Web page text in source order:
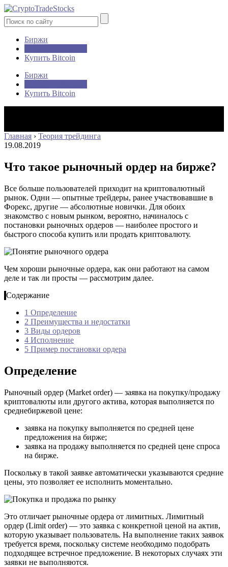
Биржи
Купить Bitcoin
Биржи
Купить Bitcoin
Главная › Теория трейдинга
19.08.2019
Что такое рыночный ордер на бирже?
Все больше пользователей приходит на криптовалютный
рынок. Одни — опытные трейдеры, ранее участвовавшие в
Форекс, другие — абсолютные новички. Для обоих
знакомство с новым рынком, вероятно, начиналось с
постановки рыночных ордеров — наиболее простого и
быстрого способа купить или продать криптовалюту.
Чем хороши рыночные ордера, как они работают на самом
деле и так ли просты — рассмотрим далее.
Содержание
1 Определение
2 Преимущества и недостатки
3 Виды ордеров
4 Исполнение
5 Пример постановки ордера
Определение
Рыночный ордер (Market order) — заявка на покупку/продажу
криптовалюты или другого актива, которая выполняется по
среднебиржевой цене:
заявка на покупку выполняется по средней цене
предложения на бирже;
заявка на продажу выполняется по средней цене спроса
на бирже.
Поскольку в такой заявке автоматически указываются средние
цены, это позволяет ее исполнить моментально.
Это отличает рыночные ордера от лимитных. Лимитный
ордер (Limit order) — это заявка с конкретной ценой на актив,
которую указывает пользователь. На выполнение таких заявок
требуется время, поскольку системе необходимо подобрать
подходящее встречное предложение. В некоторых случаях эти
заявки не выполняются.